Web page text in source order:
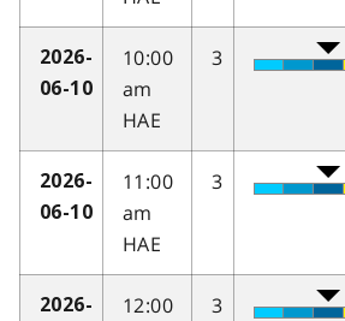
2026-
06-10
10:00
am
HAE
3
2026-
06-10
11:00
am
HAE
3
2026-
12:00
3